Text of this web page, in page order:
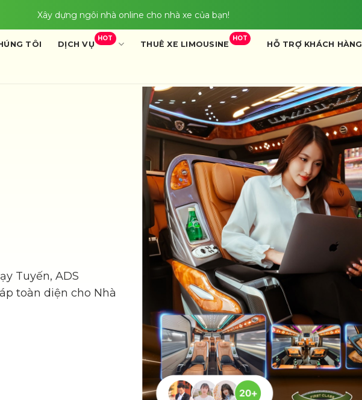
Xây dựng ngôi nhà online cho nhà xe của bạn!
TÔI DỊCH VỤ
HOT
THUÊ XE LIMOUSINE
HOT
HỖ TRỢ KHÁCH HÀNG
Tuyến, ADS
toàn diện cho Nhà